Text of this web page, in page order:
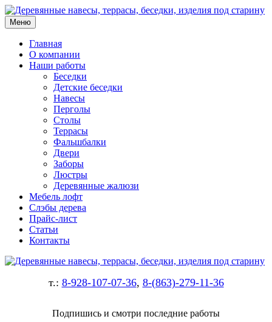
Меню
Главная
О компании
Наши работы
Беседки
Детские беседки
Навесы
Перголы
Столы
Террасы
Фальшбалки
Двери
Заборы
Люстры
Деревянные жалюзи
Мебель лофт
Слэбы дерева
Прайс-лист
Статьи
Контакты
т.: 8-928-107-07-36, 8-(863)-279-11-36
Подпишись и смотри последние работы